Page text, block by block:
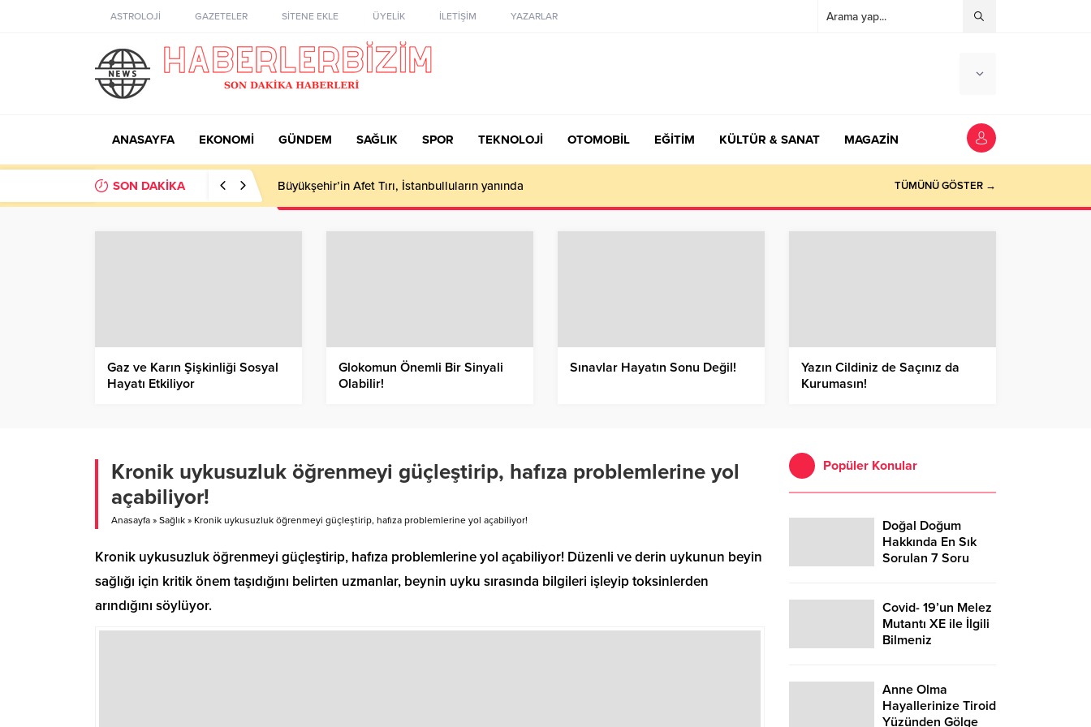
ASTROLOJİ GAZETELER SİTENE EKLE ÜYELİK İLETİŞİM YAZARLAR
ANASAYFA EKONOMİ GÜNDEM SAĞLIK SPOR TEKNOLOJİ OTOMOBİL EĞİTİM KÜLTÜR & SANAT MAGAZİN
SON DAKİKA Bağcılar Belediyesi, deprem teyakkuzunda TÜMÜNÜ GÖSTER →
Gaz ve Karın Şişkinliği Sosyal
Hayatı Etkiliyor
Glokomun Önemli Bir Sinyali
Olabilir!
Sınavlar Hayatın Sonu Değil!
Yazın Cildiniz de Saçınız da
Kurumasın!
Kronik uykusuzluk öğrenmeyi güçleştirip, hafıza problemlerine yol
açabiliyor!
Anasayfa » Sağlık » Kronik uykusuzluk öğrenmeyi güçleştirip, hafıza problemlerine yol açabiliyor!
Kronik uykusuzluk öğrenmeyi güçleştirip, hafıza problemlerine yol açabiliyor! Düzenli ve derin uykunun beyin
sağlığı için kritik önem taşıdığını belirten uzmanlar, beynin uyku sırasında bilgileri işleyip toksinlerden
arındığını söylüyor.
Popüler Konular
Doğal Doğum
Hakkında En Sık
Sorulan 7 Soru
Covid- 19’un Melez
Mutantı XE ile İlgili
Bilmeniz
Anne Olma
Hayallerinize Tiroid
Yüzünden Gölge